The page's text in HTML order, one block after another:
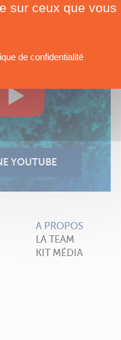
A PROPOS
LA TEAM
KIT MÉDIA
sur ceux que vous
de confidentialité